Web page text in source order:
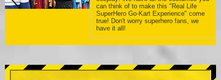
can think of to make this "Real Life
SuperHero Go-Kart Experience" come
true! Don't worry superhero fans, we
have it all!